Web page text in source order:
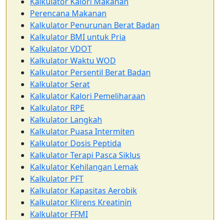
Perencana Makanan
Kalkulator Penurunan Berat Badan
Kalkulator BMI untuk Pria
Kalkulator VDOT
Kalkulator Waktu WOD
Kalkulator Persentil Berat Badan
Kalkulator Serat
Kalkulator Kalori Pemeliharaan
Kalkulator RPE
Kalkulator Langkah
Kalkulator Puasa Intermiten
Kalkulator Dosis Peptida
Kalkulator Terapi Pasca Siklus
Kalkulator Kehilangan Lemak
Kalkulator PFT
Kalkulator Kapasitas Aerobik
Kalkulator Klirens Kreatinin
Kalkulator FFMI